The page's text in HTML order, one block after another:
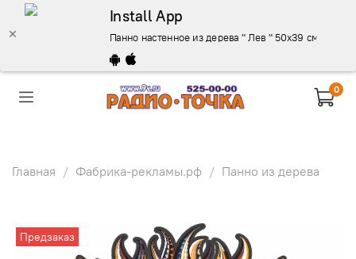
Install App
Панно настенное из дерева " Лев " 50х39 см. -
0
Главная Фабрика-рекламы.рф Панно из дерева
Предзаказ